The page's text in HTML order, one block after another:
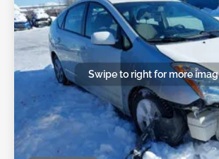
Swipe to right for more